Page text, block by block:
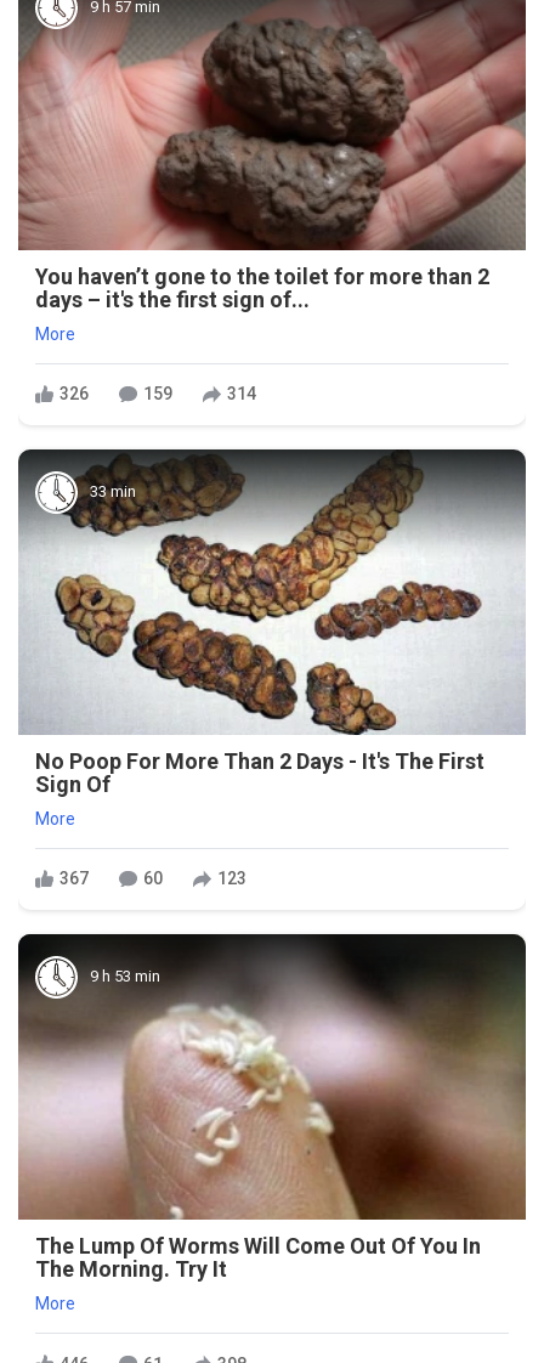
9 h 57 min
You haven’t gone to the toilet for more than 2
days – it's the first sign of...
More
326 159 314
33 min
No Poop For More Than 2 Days - It's The First
Sign Of
More
367 60 123
9 h 53 min
The Lump Of Worms Will Come Out Of You In
The Morning. Try It
More